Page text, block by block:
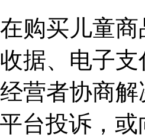
买儿童商
据、电子
营者协商
台投诉，